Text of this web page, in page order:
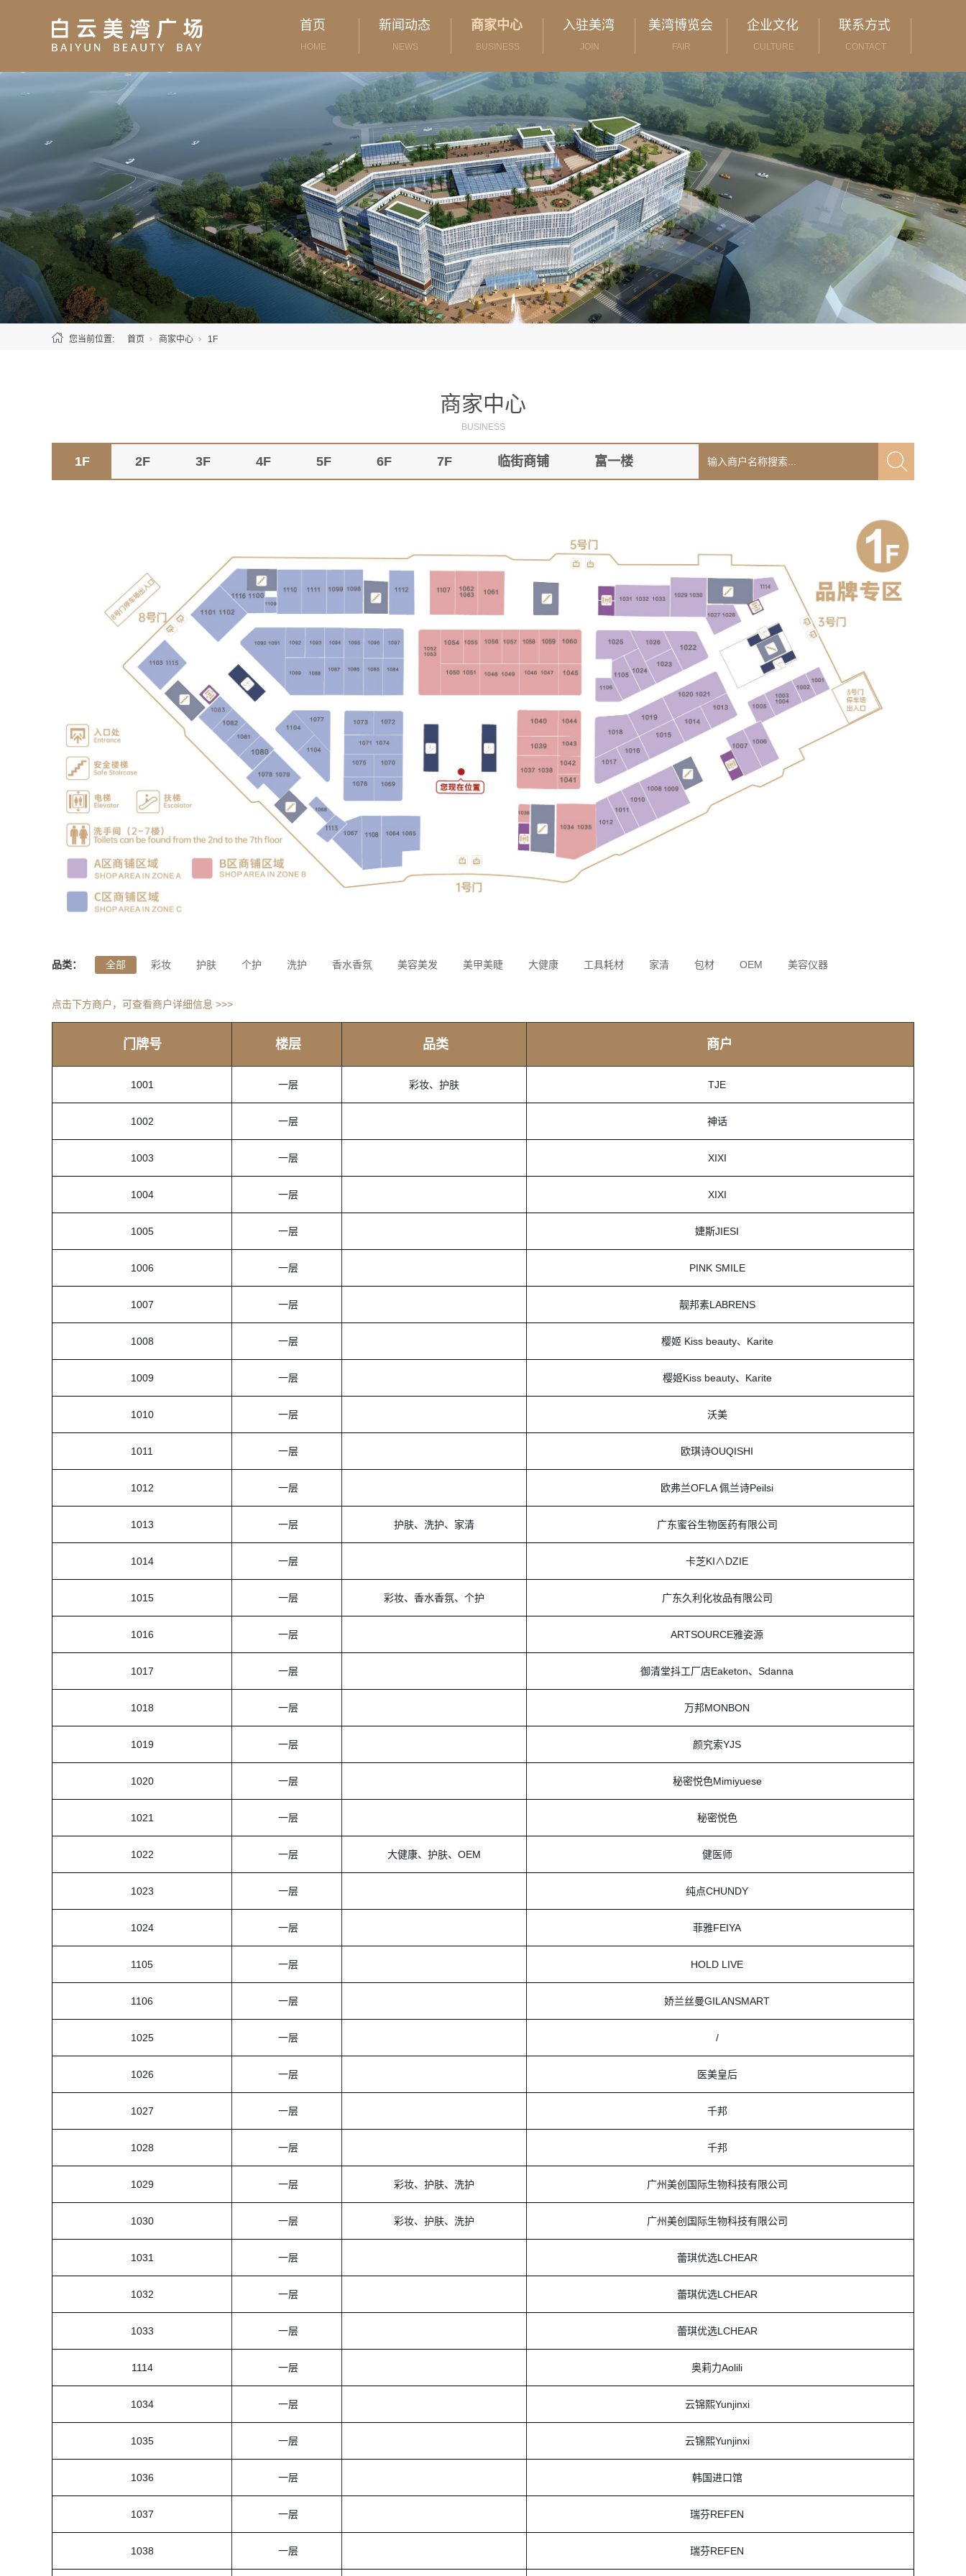
首页 新闻动态 商家中心 入驻美湾 美湾博览会 企业文化 联系方式
BUSINESS
HOME NEWS JOIN FAIR CULTURE CONTACT
您当前位置: 首页 商家中心 1F
商家中心
BUSINESS
1F 2F 3F 4F 5F 6F 7F 临街商铺 富一楼
品类： 全部 彩妆 护肤 个护 洗护 香水香氛 美容美发 美甲美睫 大健康 工具耗材 家清 包材 OEM 美容仪器
点击下方商户，可查看商户详细信息 >>>
门牌号 楼层 品类 商户
1001 一层 彩妆、护肤 TJE
1002 一层 神话
1003 一层 XIXI
1004 一层 XIXI
1005 一层 婕斯JIESI
1006 一层 PINK SMILE
1007 一层 靓邦素LABRENS
1008 一层 樱姬 Kiss beauty、Karite
1009 一层 樱姬Kiss beauty、Karite
1010 一层 沃美
1011 一层 欧琪诗OUQISHI
1012 一层 欧弗兰OFLA 佩兰诗Peilsi
1013 一层 护肤、洗护、家清 广东蜜谷生物医药有限公司
1014 一层 卡芝KI∧DZIE
1015 一层 彩妆、香水香氛、个护 广东久利化妆品有限公司
1016 一层 ARTSOURCE雅姿源
1017 一层 御清堂抖工厂店Eaketon、Sdanna
1018 一层 万邦MONBON
1019 一层 颜究索YJS
1020 一层 秘密悦色Mimiyuese
1021 一层 秘密悦色
1022 一层 大健康、护肤、OEM 健医师
1023 一层 纯点CHUNDY
1024 一层 菲雅FEIYA
1105 一层 HOLD LIVE
1106 一层 娇兰丝曼GILANSMART
1025 一层 /
1026 一层 医美皇后
1027 一层 千邦
1028 一层 千邦
1029 一层 彩妆、护肤、洗护 广州美创国际生物科技有限公司
1030 一层 彩妆、护肤、洗护 广州美创国际生物科技有限公司
1031 一层 蕾琪优选LCHEAR
1032 一层 蕾琪优选LCHEAR
1033 一层 蕾琪优选LCHEAR
1114 一层 奥莉力Aolili
1034 一层 云锦熙Yunjinxi
1035 一层 云锦熙Yunjinxi
1036 一层 韩国进口馆
1037 一层 瑞芬REFEN
1038 一层 瑞芬REFEN